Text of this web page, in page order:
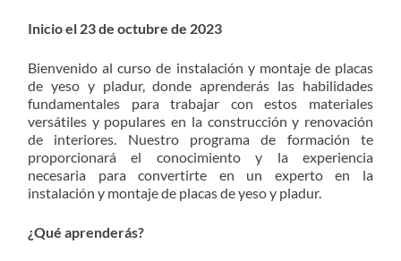
Inicio el 23 de octubre de 2023
Bienvenido al curso de instalación y montaje de placas
de yeso y pladur, donde aprenderás las habilidades
fundamentales para trabajar con estos materiales
versátiles y populares en la construcción y renovación
de interiores. Nuestro programa de formación te
proporcionará el conocimiento y la experiencia
necesaria para convertirte en un experto en la
instalación y montaje de placas de yeso y pladur.
¿Qué aprenderás?